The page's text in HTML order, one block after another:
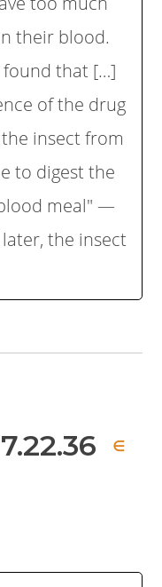
their blood.
found that […]
of the drug
insect from
to digest the
meal" —
the insect
∈